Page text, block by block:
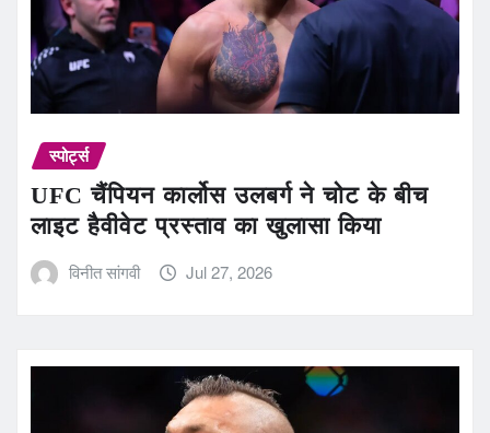
स्पोर्ट्स
UFC चैंपियन कार्लोस उलबर्ग ने चोट के बीच
लाइट हैवीवेट प्रस्ताव का खुलासा किया
विनीत सांगवी Jul 27, 2026